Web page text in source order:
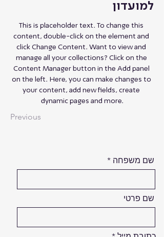
למועדון
This is placeholder text. To change this
content, double-click on the element and
click Change Content. Want to view and
manage all your collections? Click on the
Content Manager button in the Add panel
on the left. Here, you can make changes to
your content, add new fields, create
dynamic pages and more.
Previous
שם משפחה
שם פרטי